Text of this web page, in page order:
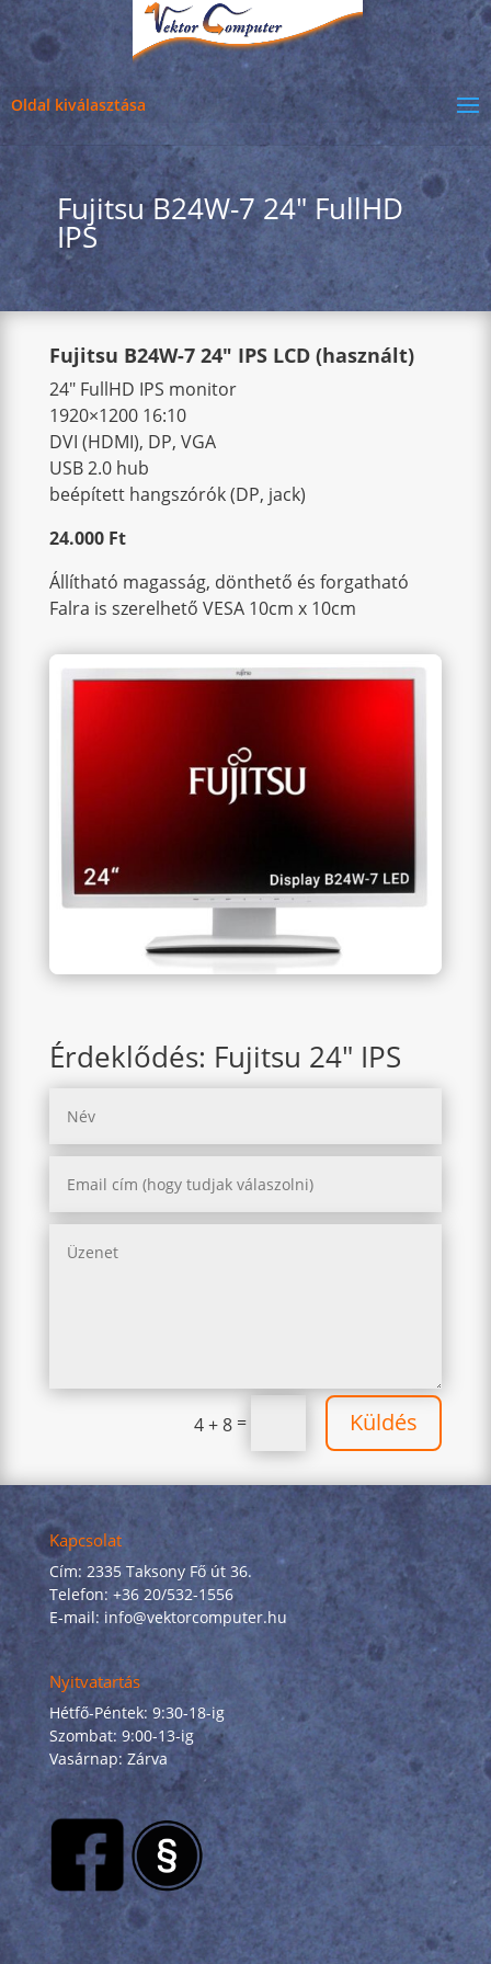
Oldal kiválasztása
Fujitsu B24W-7 24" FullHD
IPS
Fujitsu B24W-7 24″ IPS LCD (használt)
24″ FullHD IPS monitor
1920×1200 16:10
DVI (HDMI), DP, VGA
USB 2.0 hub
beépített hangszórók (DP, jack)
24.000 Ft
Állítható magasság, dönthető és forgatható
Falra is szerelhető VESA 10cm x 10cm
Érdeklődés: Fujitsu 24" IPS
4 + 8 = Küldés
Kapcsolat
Cím: 2335 Taksony Fő út 36.
Telefon: +36 20/532-1556
E-mail: info@vektorcomputer.hu
Nyitvatartás
Hétfő-Péntek: 9:30-18-ig
Szombat: 9:00-13-ig
Vasárnap: Zárva